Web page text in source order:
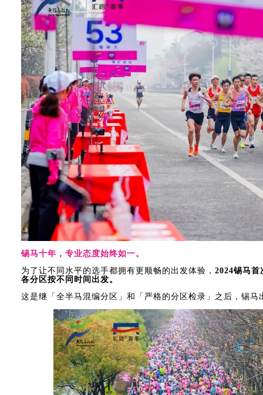
锡马十年，专业态度始终如一。
为了让不同水平的选手都拥有更顺畅的出发体验， 2024锡马
各分区按不同时间出发。
这是继「全半马混编分区」和「严格的分区检录」之后，锡马